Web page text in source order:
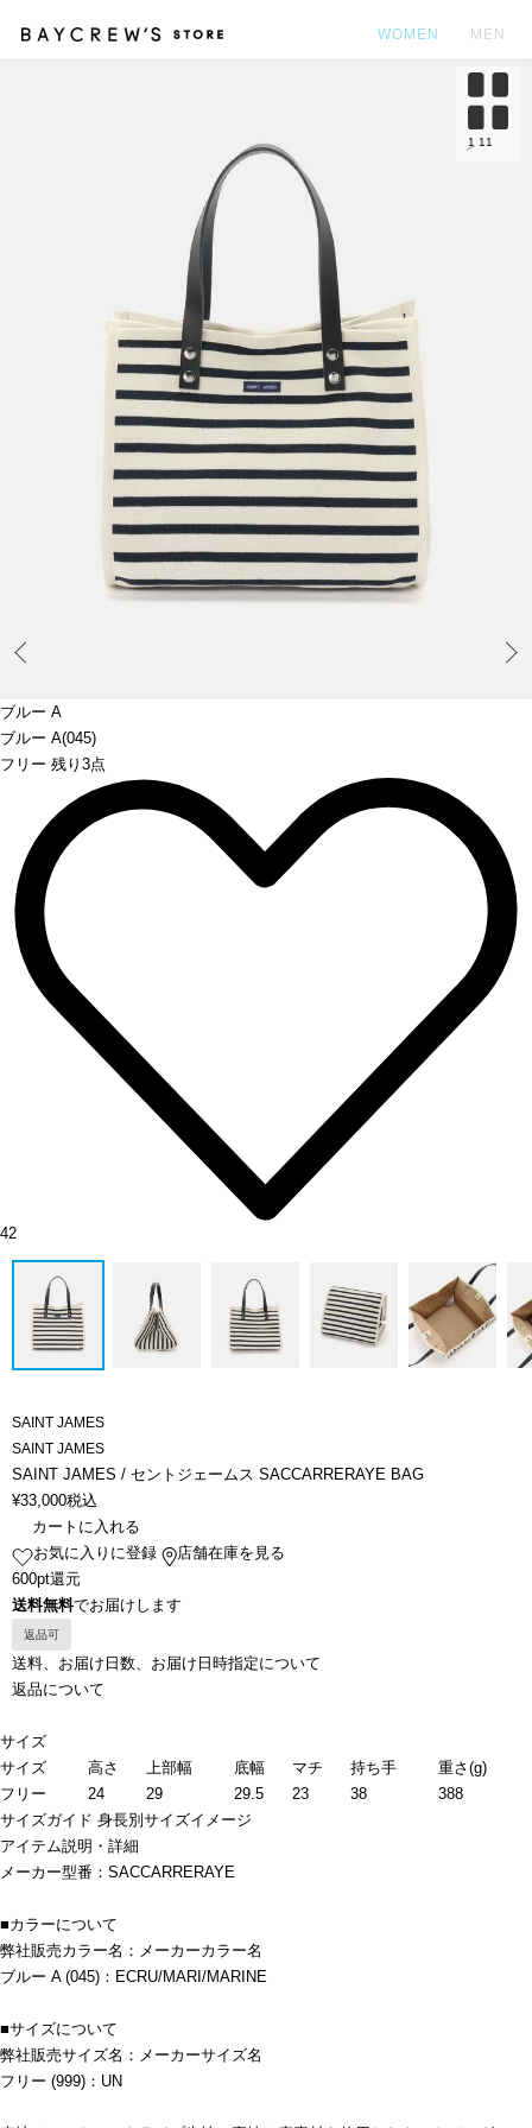
WOMEN MEN
ブルー A
ブルー A(045)
フリー 残り3点
1 11
42
SAINT JAMES
SAINT JAMES
SAINT JAMES / セントジェームス SACCARRERAYE BAG
¥33,000税込
カートに入れる
お気に入りに登録
店舗在庫を見る
600pt還元
送料無料でお届けします
返品可
送料、お届け日数、お届け日時指定について
返品について
サイズ
サイズ
高さ 上部幅 底幅 マチ 持ち手
重さ(g)
フリー
24 29 29.5 23 38
388
サイズガイド 身長別サイズイメージ
アイテム説明・詳細
メーカー型番：SACCARRERAYE
■カラーについて
弊社販売カラー名：メーカーカラー名
ブルー A (045)：ECRU/MARI/MARINE
■サイズについて
弊社販売サイズ名：メーカーサイズ名
フリー (999)：UN